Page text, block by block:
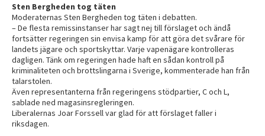
Sten Bergheden tog täten
Moderaternas Sten Bergheden tog täten i debatten.
– De flesta remissinstanser har sagt nej till förslaget och ändå
fortsätter regeringen sin envisa kamp för att göra det svårare för
landets jägare och sportskyttar. Varje vapenägare kontrolleras
dagligen. Tänk om regeringen hade haft en sådan kontroll på
kriminaliteten och brottslingarna i Sverige, kommenterade han från
talarstolen.
Även representanterna från regeringens stödpartier, C och L,
sablade ned magasinsregleringen.
Liberalernas Joar Forssell var glad för att förslaget faller i
riksdagen.